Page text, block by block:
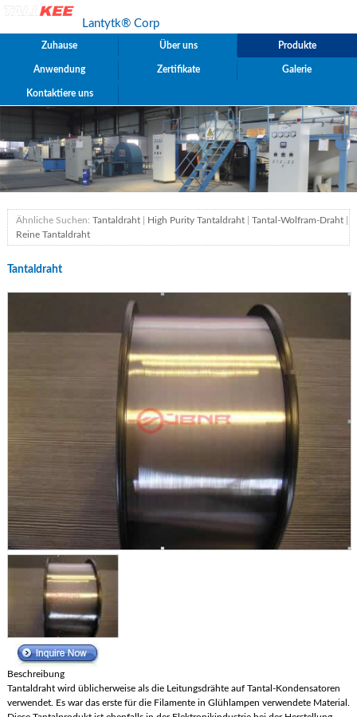
Lantytk® Corp
Zuhause Über uns Produkte
Anwendung Zertifikate Galerie
Kontaktiere uns
Ähnliche Suchen: Tantaldraht| High Purity Tantaldraht| Tantal-Wolfram-Draht|
Reine Tantaldraht
Tantaldraht
Beschreibung
Tantaldraht wird üblicherweise als die Leitungsdrähte auf Tantal-Kondensatoren
verwendet. Es war das erste für die Filamente in Glühlampen verwendete Material.